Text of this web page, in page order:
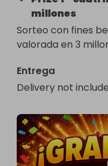
millones
Sorteo con fines
valorada en 3
Entrega
Delivery not